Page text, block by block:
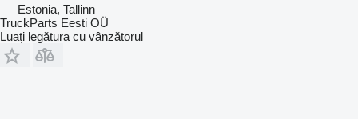
Estonia, Tallinn
TruckParts Eesti OÜ
Luați legătura cu vânzătorul